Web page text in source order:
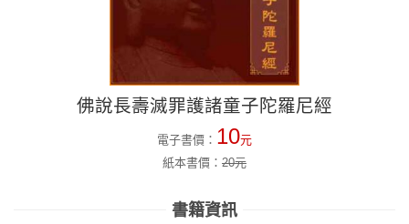
佛說長壽滅罪護諸童子陀羅尼經
電子書價： 10元
紙本書價： 20元
書籍資訊